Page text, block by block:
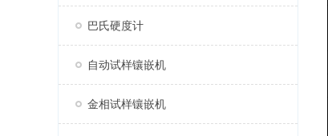
巴氏硬度计
自动试样镶嵌机
金相试样镶嵌机